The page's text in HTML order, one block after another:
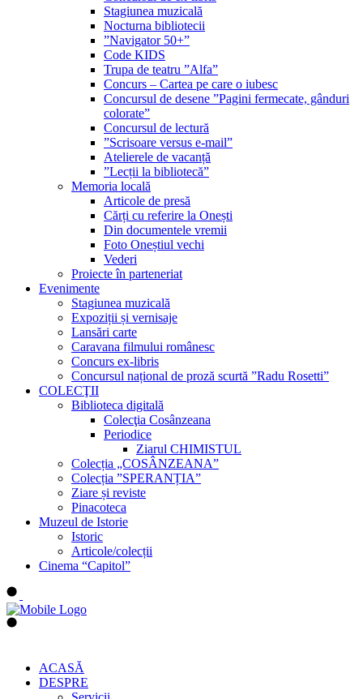
Stagiunea muzicală
Nocturna bibliotecii
”Navigator 50+”
Code KIDS
Trupa de teatru ”Alfa”
Concurs – Cartea pe care o iubesc
Concursul de desene ”Pagini fermecate, gânduri
colorate”
Concursul de lectură
”Scrisoare versus e-mail”
Atelierele de vacanță
”Lecții la bibliotecă”
Memoria locală
Articole de presă
Cărți cu referire la Onești
Din documentele vremii
Foto Oneștiul vechi
Vederi
Proiecte în parteneriat
Evenimente
Stagiunea muzicală
Expoziții și vernisaje
Lansări carte
Caravana filmului românesc
Concurs ex-libris
Concursul național de proză scurtă ”Radu Rosetti”
COLECŢII
Biblioteca digitală
Colecţia Cosânzeana
Periodice
Ziarul CHIMISTUL
Colecția „COSÂNZEANA”
Colecția ”SPERANȚIA”
Ziare și reviste
Pinacoteca
Muzeul de Istorie
Istoric
Articole/colecții
Cinema “Capitol”
ACASĂ
DESPRE